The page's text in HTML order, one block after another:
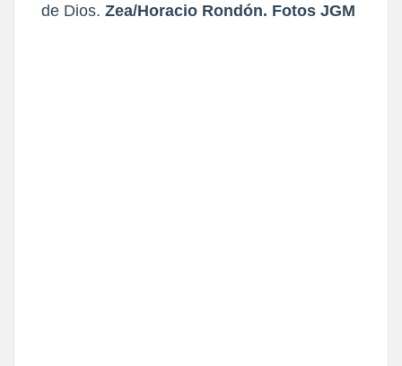
de Dios. Zea/Horacio Rondón. Fotos JGM